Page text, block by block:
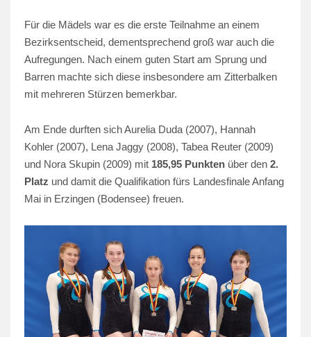
Für die Mädels war es die erste Teilnahme an einem
Bezirksentscheid, dementsprechend groß war auch die
Aufregungen. Nach einem guten Start am Sprung und
Barren machte sich diese insbesondere am Zitterbalken
mit mehreren Stürzen bemerkbar.
Am Ende durften sich Aurelia Duda (2007), Hannah
Kohler (2007), Lena Jaggy (2008), Tabea Reuter (2009)
und Nora Skupin (2009) mit 185,95 Punkten über den 2.
Platz und damit die Qualifikation fürs Landesfinale Anfang
Mai in Erzingen (Bodensee) freuen.